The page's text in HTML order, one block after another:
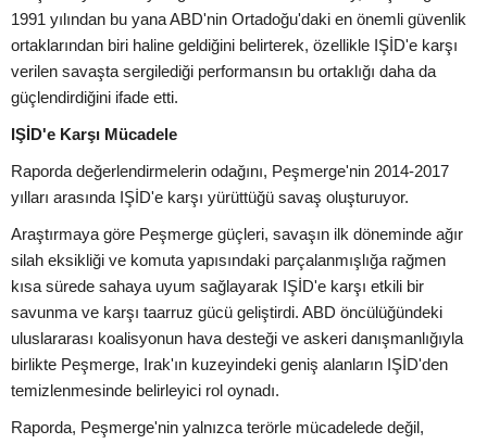
1991 yılından bu yana ABD'nin Ortadoğu'daki en önemli güvenlik
ortaklarından biri haline geldiğini belirterek, özellikle IŞİD'e karşı
verilen savaşta sergilediği performansın bu ortaklığı daha da
güçlendirdiğini ifade etti.
IŞİD'e Karşı Mücadele
Raporda değerlendirmelerin odağını, Peşmerge'nin 2014-2017
yılları arasında IŞİD'e karşı yürüttüğü savaş oluşturuyor.
Araştırmaya göre Peşmerge güçleri, savaşın ilk döneminde ağır
silah eksikliği ve komuta yapısındaki parçalanmışlığa rağmen
kısa sürede sahaya uyum sağlayarak IŞİD'e karşı etkili bir
savunma ve karşı taarruz gücü geliştirdi. ABD öncülüğündeki
uluslararası koalisyonun hava desteği ve askeri danışmanlığıyla
birlikte Peşmerge, Irak'ın kuzeyindeki geniş alanların IŞİD'den
temizlenmesinde belirleyici rol oynadı.
Raporda, Peşmerge'nin yalnızca terörle mücadelede değil,